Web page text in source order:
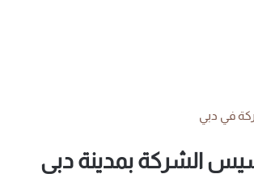
في دبي
الشركة بمدينة دبي